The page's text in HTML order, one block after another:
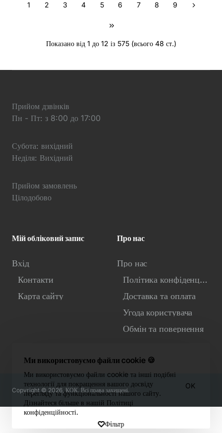
Ми використовуємо файли cookie 🍪
Ми використовуємо файли cookie та інші подібні
технології для покращення вашого досвіду
перегляду та функціональності нашого сайту.
Дізнайтеся більше в нашій Політиці
конфіденційності.
OK
1 2 3 4 5 6 7 8 9
Показано від 1 до 12 із 575 (всього 48 ст.)
Прийом дзвінків
Пн - Пт: з 8:00 до 17:00
Субота: вихідний
Неділя: Вихідний
Прийом замовлень
Цілодобово
Мій обліковий запис
Вхід
Контакти
Карта сайту
Про нас
Про нас
Політика конфіденційності
Доставка та оплата
Угода користувача
Обмін та повернення
Copyright © 2026, КОК. Всі права захищені.
Фiльтр